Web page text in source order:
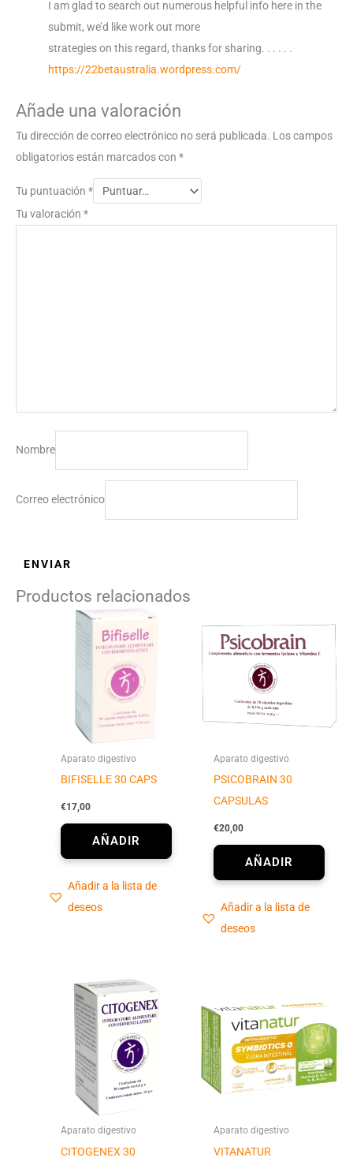
I am glad to search out numerous helpful info here in the
submit, we’d like work out more
strategies on this regard, thanks for sharing. . . . . .
https://22betaustralia.wordpress.com/
Añade una valoración
Tu dirección de correo electrónico no será publicada. Los campos
obligatorios están marcados con *
Tu puntuación *
Tu valoración *
Nombre
Correo electrónico
Productos relacionados
Aparato digestivo
BIFISELLE 30 CAPS
€17,00
Añadir a la lista de
deseos
Aparato digestivo
PSICOBRAIN 30
CAPSULAS
€20,00
Añadir a la lista de
deseos
Aparato digestivo
CITOGENEX 30
Aparato digestivo
VITANATUR